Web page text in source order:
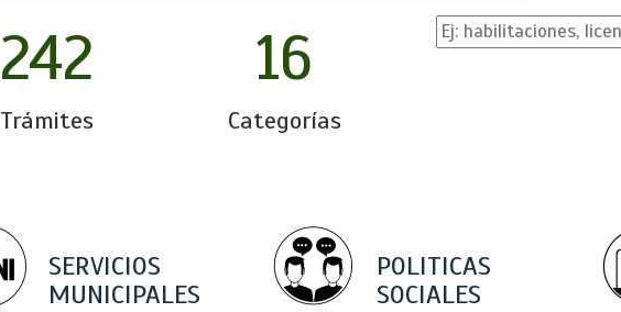
242
Trámites
16
Categorías
SERVICIOS
MUNICIPALES
POLITICAS
SOCIALES